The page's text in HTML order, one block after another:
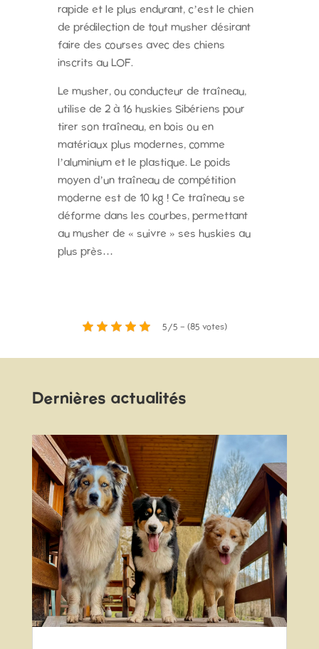
rapide et le plus endurant, c’est le chien
de prédilection de tout musher désirant
faire des courses avec des chiens
inscrits au LOF.
Le musher, ou conducteur de traîneau,
utilise de 2 à 16 huskies Sibériens pour
tirer son traîneau, en bois ou en
matériaux plus modernes, comme
l’aluminium et le plastique. Le poids
moyen d’un traîneau de compétition
moderne est de 10 kg ! Ce traîneau se
déforme dans les courbes, permettant
au musher de « suivre » ses huskies au
plus près…
5/5 - (85 votes)
Dernières actualités